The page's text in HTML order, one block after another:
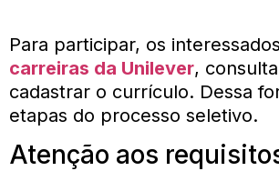
Para participar, os
carreiras da Unilever,
cadastrar o currículo. Dessa
etapas do processo seletivo.
Atenção aos